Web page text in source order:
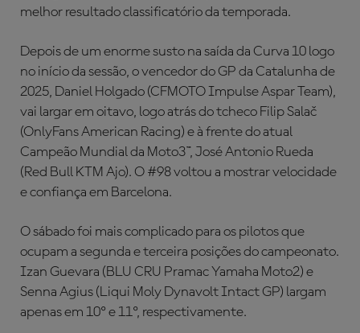
melhor resultado classificatório da temporada.
Depois de um enorme susto na saída da Curva 10 logo
no início da sessão, o vencedor do GP da Catalunha de
2025, Daniel Holgado (CFMOTO Impulse Aspar Team),
vai largar em oitavo, logo atrás do tcheco Filip Salač
(OnlyFans American Racing) e à frente do atual
Campeão Mundial da Moto3™, José Antonio Rueda
(Red Bull KTM Ajo). O #98 voltou a mostrar velocidade
e confiança em Barcelona.
O sábado foi mais complicado para os pilotos que
ocupam a segunda e terceira posições do campeonato.
Izan Guevara (BLU CRU Pramac Yamaha Moto2) e
Senna Agius (Liqui Moly Dynavolt Intact GP) largam
apenas em 10º e 11º, respectivamente.